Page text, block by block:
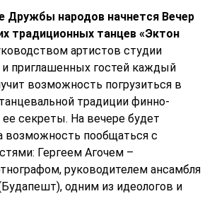
Дружбы народов начнется Вечер
традиционных танцев «Эктон
артистов студии
и приглашенных гостей каждый
возможность погрузиться в
традиции финно-
ее секреты. На вечере будет
возможность пообщаться с
Гергеем Агочем –
руководителем ансамбля
одним из идеологов и